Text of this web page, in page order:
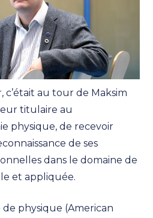
c’était au tour de Maksim
titulaire au
physique, de recevoir
de ses
dans le domaine de
et appliquée.
de physique (American